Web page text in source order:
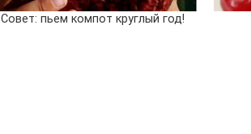
Совет: пьем компот круглый год!